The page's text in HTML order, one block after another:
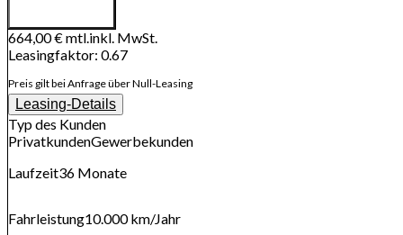
664,00 €mtl.inkl. MwSt.
Leasingfaktor: 0.67
Preis gilt bei Anfrage über Null-Leasing
Leasing-Details
Typ des Kunden
PrivatkundenGewerbekunden
Laufzeit36 Monate
Fahrleistung10.000 km/Jahr